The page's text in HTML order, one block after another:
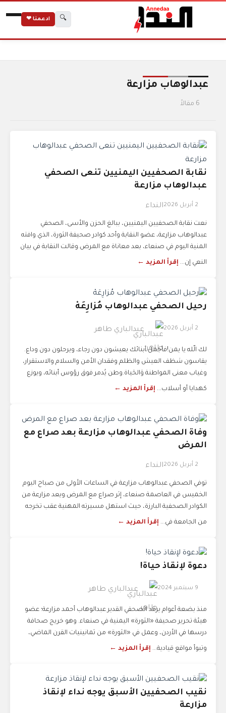
🔍 ادعمنا ❤
عبدالوهاب مزارعة
6 مقالاً
نقابة الصحفيين اليمنيين تنعى الصحفي
عبدالوهاب مزارعة
2 أبريل 2026 النداء
نعت نقابة الصحفيين اليمنيين، ببالغ الحزن والأسى، الصحفي
عبدالوهاب مزارعة، عضو النقابة وأحد كوادر صحيفة الثورة، الذي وافته
المنية اليوم في صنعاء، بعد معاناة مع المرض.وقالت النقابة في بيان
النعي إن... إقرأ المزيد ←
رحيل الصحفي عبدالوهاب مُزارِعَهْ
2 أبريل 2026 عبدالباري طاهر
لك الّله يا يمن!فأجمل أبنائك يعيشون دون رجاء، ويرحلون دون وداع.
يقاسون شظف العيش والظلم وفقدان الأمن والسلام والاستقرار،
وغياب معنى المواطنة وَالحَياة.وطن يُدمر فوق رؤوس أبنائه، ويوزع
كهدايا أو أسلاب... إقرأ المزيد ←
وفاة الصحفي عبدالوهاب مزارعة بعد صراع مع
المرض
2 أبريل 2026 النداء
توفي الصحفي عبدالوهاب مزارعة في الساعات الأولى من صباح اليوم
الخميس في العاصمة صنعاء، إثر صراع مع المرض.ويعد مزارعة من
الكوادر الصحفية البارزة، حيث استهل مسيرته المهنية عقب تخرجه
من الجامعة في... إقرأ المزيد ←
دعوة لإنقاذ حياة!
9 سبتمبر 2024 عبدالباري طاهر
منذ بضعة أعوام يرقد الصحفي القدير عبدالوهاب أحمد مزارعة؛ عضو
هيئة تحرير صحيفة «الثورة» اليمنية في صنعاء. وهو خريج صحافة
درسها في الأردن، وعمل في «الثورة» من ثمانينيات القرن الماضي،
وتبوأ مواقع قيادية... إقرأ المزيد ←
نقيب الصحفيين الأسبق يوجه نداء لإنقاذ
مزارعة